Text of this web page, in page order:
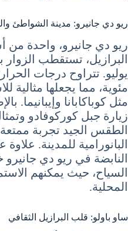
ريو دي جانيرو: مدينة الشواطئ
ريو دي جانيرو، واحدة من
البرازيل، تستقطب
مئوية، مما يجعلها مثالية
مثل كوباكابانا وإيبانيما.
زيارة جبل كوركوفادو
الطقس الجيد تجربة
البانورامية للمدينة.
النابضة في ريو دي جانيرو
السياح، حيث يمكنهم
المحلية.
ساو باولو: قلب البرازيل الثقافي